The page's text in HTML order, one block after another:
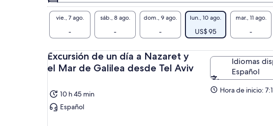
vie., 7 ago.
-
sáb., 8 ago.
-
dom., 9 ago.
-
lun., 10 ago.
US$ 95
mar., 11 ago.
-
Excursión de un día a Nazaret y
el Mar de Galilea desde Tel Aviv
10 h 45 min
Español
Idiomas
Español
Hora de inicio: